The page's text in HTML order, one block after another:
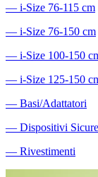
― i-Size 76-115 cm
― i-Size 76-150 cm
― i-Size 100-150
― i-Size 125-150
― Basi/Adattatori
― Dispositivi
― Rivestimenti